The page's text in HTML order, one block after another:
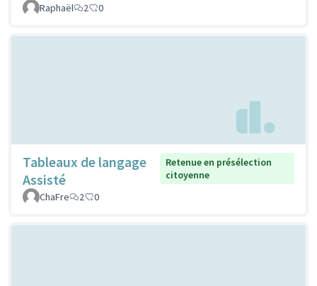
Raphaël
2 0
Tableaux de langage
Assisté
Retenue en présélection
citoyenne
ChaFre
2 0